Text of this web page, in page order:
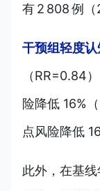
有 2 808 例（
干预组轻度
（RR=0.84
险降低 16%
点风险降低
此外，在基线